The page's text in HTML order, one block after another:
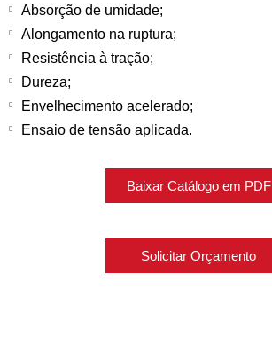
Absorção de umidade;
Alongamento na ruptura;
Resistência à tração;
Dureza;
Envelhecimento acelerado;
Ensaio de tensão aplicada.
Baixar Catálogo em PDF
Solicitar Orçamento